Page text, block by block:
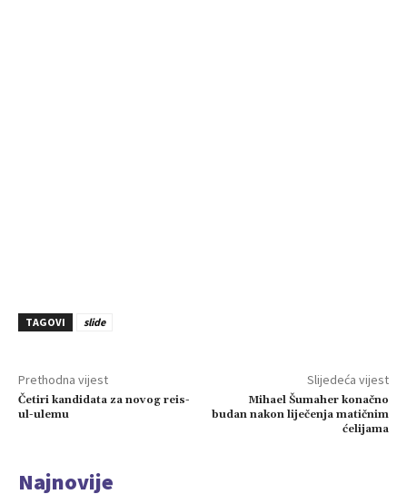
TAGOVI slide
Prethodna vijest
Četiri kandidata za novog reis-
ul-ulemu
Slijedeća vijest
Mihael Šumaher konačno
budan nakon liječenja matičnim
ćelijama
Najnovije